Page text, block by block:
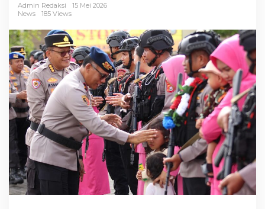
a
u
l
t
r
a
S
m
b
u
t
K
e
p
l
Admin Redaksi
15 Mei 2026
News
185 Views